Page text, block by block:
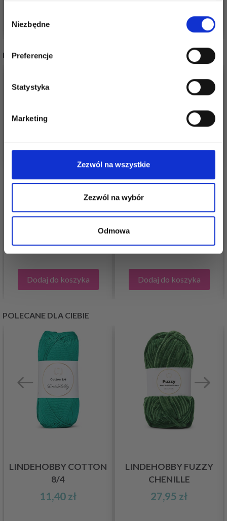
zgody
Niezbędne
Preferencje
Statystyka
Marketing
Zezwól na wszystkie
Zezwól na wybór
Odmowa
Zobacz wszystkie opcje Zobacz wszystkie opcje
INNI TEŻ WIDZIELI
MULTIMIKS, 11 MM
Dodaj do koszyka
HOBBYARTS IGŁY DO
CEROWANIA,
8,05 zł16,10 zł
Dodaj do koszyka
POLECANE DLA CIEBIE
LINDEHOBBY COTTON
8/4
11,40 zł
LINDEHOBBY FUZZY
CHENILLE
27,95 zł
miłośników włóczek i uzyskaj wyłączny
dostęp do inspirujących wzorów na druty i